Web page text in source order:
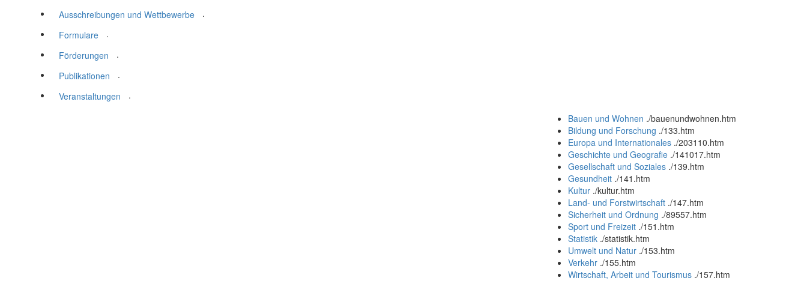
Ausschreibungen und Wettbewerbe
.
Formulare
.
Förderungen
.
Publikationen
.
Veranstaltungen
.
Bauen und Wohnen ./bauenundwohnen.htm
Bildung und Forschung ./133.htm
Europa und Internationales ./203110.htm
Geschichte und Geografie ./141017.htm
Gesellschaft und Soziales ./139.htm
Gesundheit ./141.htm
Kultur ./kultur.htm
Land- und Forstwirtschaft ./147.htm
Sicherheit und Ordnung ./89557.htm
Sport und Freizeit ./151.htm
Statistik ./statistik.htm
Umwelt und Natur ./153.htm
Verkehr ./155.htm
Wirtschaft, Arbeit und Tourismus ./157.htm